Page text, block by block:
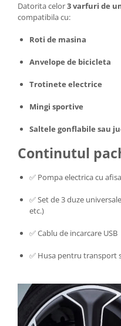
Datorita celor3 varfuri de
compatibila cu:
Roti de masina
Anvelope de bicicleta
Trotinete electrice
Mingi sportive
Saltele gonflabile sau
Continutul
✅ Pompa electrica cu
✅ Set de 3 duze
etc.)
✅ Cablu de incarcare USB
✅ Husa pentru transport